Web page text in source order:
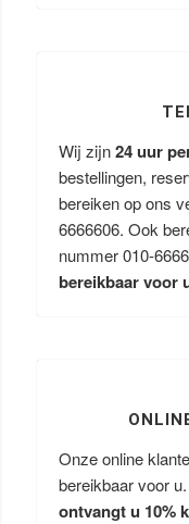
Wij zijn24 uur
bestellingen,
bereiken op ons
6666606. Ook
nummer 010-
bereikbaar voor
Onze online
bereikbaar voor u.
ontvangt u 10%